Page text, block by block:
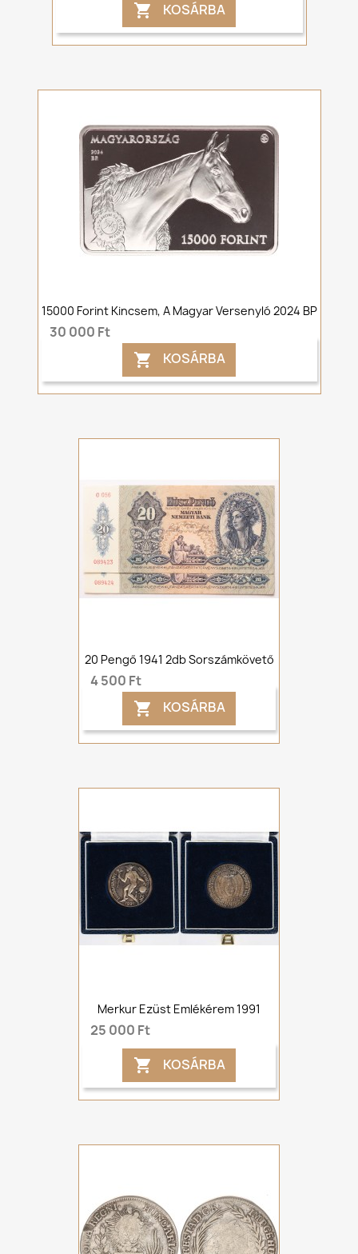
 KOSÁRBA
15000 Forint Kincsem, A Magyar Versenyló 2024 BP
30 000 Ft
 KOSÁRBA
20 Pengő 1941 2db Sorszámkövető
4 500 Ft
 KOSÁRBA
Merkur Ezüst Emlékérem 1991
25 000 Ft
 KOSÁRBA